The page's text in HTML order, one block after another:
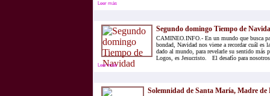
Leer más
Segundo domingo Tiempo de
CAMINEO.INFO.- En un mundo que busca
bondad, Navidad nos viene a recordar cuál es
dado al mundo, para revelarle su sentido más
Logos, es Jesucristo. El desafío para
Leer más
Solemnidad de Santa María, Madre de